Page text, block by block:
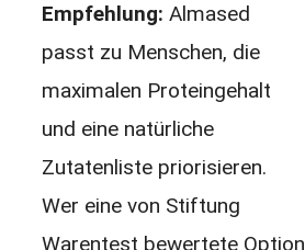
Empfehlung: Almased
passt zu Menschen, die
maximalen Proteingehalt
und eine natürliche
Zutatenliste priorisieren.
Wer eine von Stiftung
Warentest bewertete Option